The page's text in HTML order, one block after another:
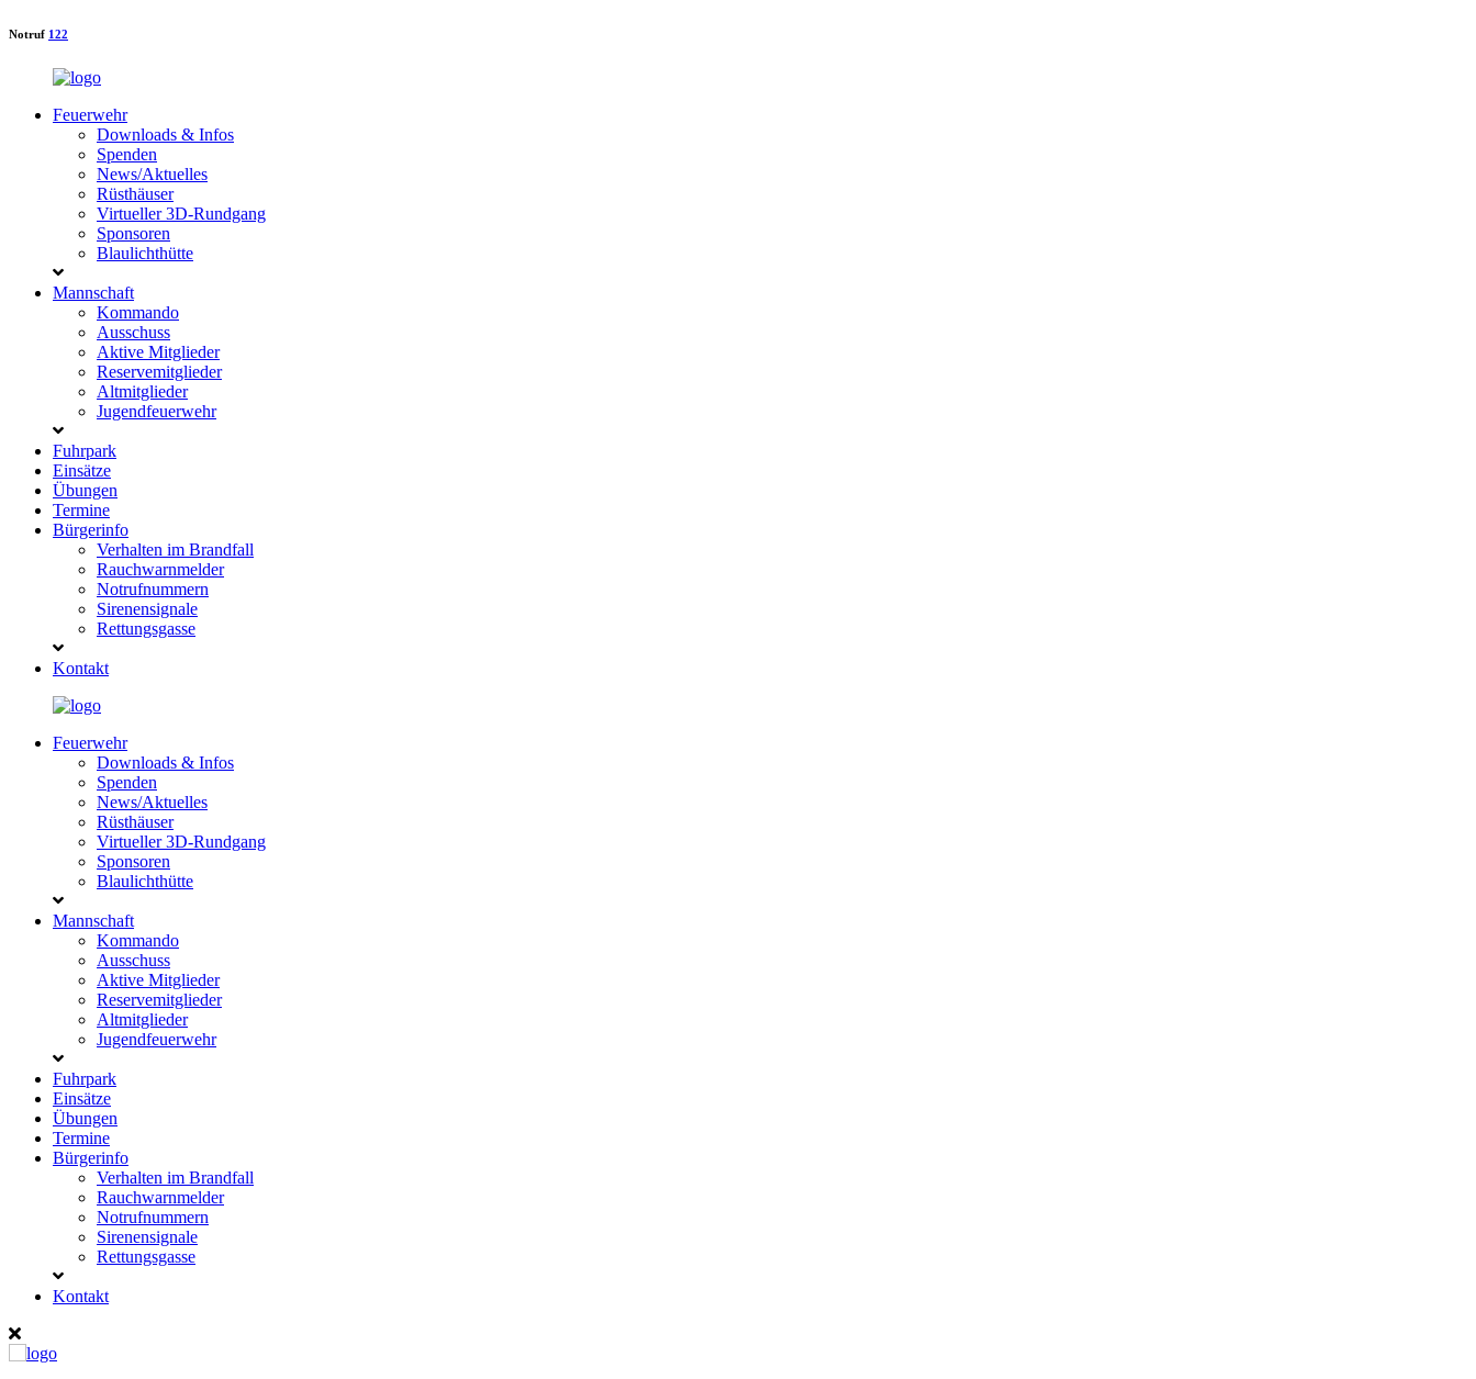
Notruf 122
Feuerwehr
Downloads & Infos
Spenden
News/Aktuelles
Rüsthäuser
Virtueller 3D-Rundgang
Sponsoren
Blaulichthütte
Mannschaft
Kommando
Ausschuss
Aktive Mitglieder
Reservemitglieder
Altmitglieder
Jugendfeuerwehr
Fuhrpark
Einsätze
Übungen
Termine
Bürgerinfo
Verhalten im Brandfall
Rauchwarnmelder
Notrufnummern
Sirenensignale
Rettungsgasse
Kontakt
Feuerwehr
Downloads & Infos
Spenden
News/Aktuelles
Rüsthäuser
Virtueller 3D-Rundgang
Sponsoren
Blaulichthütte
Mannschaft
Kommando
Ausschuss
Aktive Mitglieder
Reservemitglieder
Altmitglieder
Jugendfeuerwehr
Fuhrpark
Einsätze
Übungen
Termine
Bürgerinfo
Verhalten im Brandfall
Rauchwarnmelder
Notrufnummern
Sirenensignale
Rettungsgasse
Kontakt